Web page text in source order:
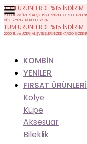
TÜM ÜRÜNLERDE %15 İNDİRİM
2000 TL ve ÜZERİ ALIŞVERİŞLERİNİZDE KARGO BİZDEN!
MÜZEYYEN YENİ KOLEKSİYON
TÜM ÜRÜNLERDE %15 İNDİRİM
2000 TL ve ÜZERİ ALIŞVERİŞLERİNİZDE KARGO BİZDEN!
KOMBİN
YENİLER
FIRSAT ÜRÜNLERİ
Kolye
Küpe
Aksesuar
Bileklik